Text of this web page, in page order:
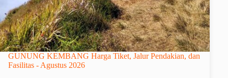
GUNUNG KEMBANG Harga Tiket, Jalur Pendakian, dan
Fasilitas - Agustus 2026